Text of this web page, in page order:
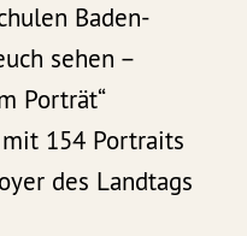
Baden-
sehen –
Porträt“
154 Portraits
des Landtags